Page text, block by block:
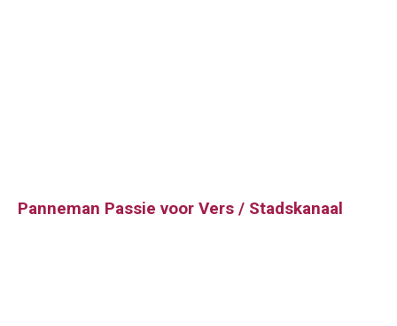
Panneman Passie voor Vers / Stadskanaal